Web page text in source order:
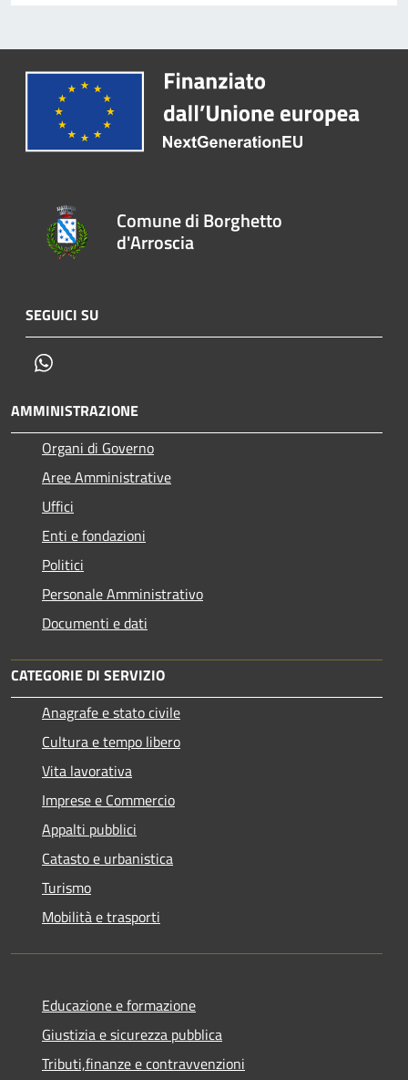
Comune di Borghetto
d'Arroscia
SEGUICI SU
AMMINISTRAZIONE
Organi di Governo
Aree Amministrative
Uffici
Enti e fondazioni
Politici
Personale Amministrativo
Documenti e dati
CATEGORIE DI SERVIZIO
Anagrafe e stato civile
Cultura e tempo libero
Vita lavorativa
Imprese e Commercio
Appalti pubblici
Catasto e urbanistica
Turismo
Mobilità e trasporti
Educazione e formazione
Giustizia e sicurezza pubblica
Tributi,finanze e contravvenzioni